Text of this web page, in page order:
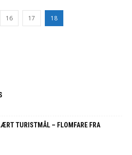
16 17 18
TURISTMÅL – FLOMFARE FRA